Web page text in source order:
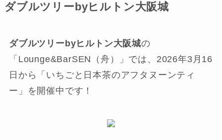
ダブルツリーbyヒルトン大阪城
ダブルツリーbyヒルトン大阪城の
「Lounge&BarSEN（舟）」では、2026年3月16
日から「いちごと日本茶のアフタヌーンティ
ー」を開催中です！